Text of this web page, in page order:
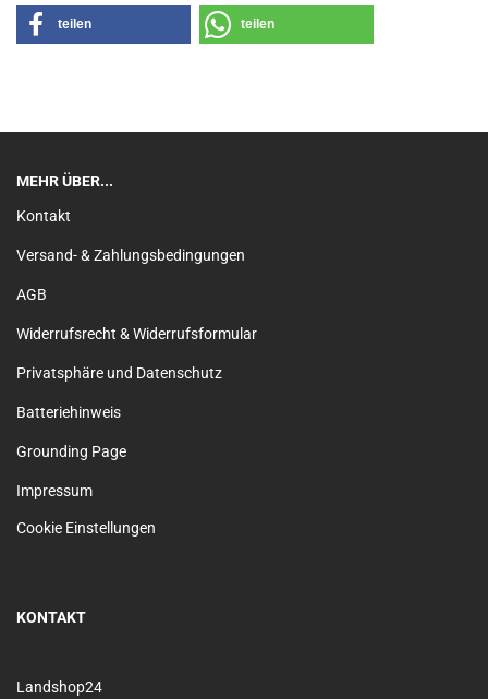
teilen teilen
MEHR ÜBER...
Kontakt
Versand- & Zahlungsbedingungen
AGB
Widerrufsrecht & Widerrufsformular
Privatsphäre und Datenschutz
Batteriehinweis
Grounding Page
Impressum
Cookie Einstellungen
KONTAKT
Landshop24